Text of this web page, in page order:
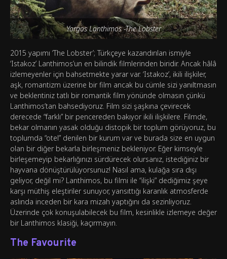
Yorgos Lanthimos -The Lobster
2015 yapımı ‘The Lobster’; Türkçeye kazandırılan ismiyle
‘Istakoz’ Lanthimos’un en bilindik filmlerinden biridir. Ancak hâlâ
izlemeyenler için bahsetmekte yarar var. ‘Istakoz’, ikili ilişkiler,
aşk, romantizm üzerine bir film ancak bu cümle sizi yanıltmasın
ve beklentiniz tatlı bir romantik film yönünde olmasın çünkü
Lanthimos’tan bahsediyoruz. Film sizi şaşkına çevirecek
derecede “farklı” bir pencereden bakıyor ikili ilişkilere. Filmde,
bekar olmanın yasak olduğu distopik bir toplum görüyoruz, bu
toplumda “otel” denilen bir kurum var ve burada size en uygun
olan bir diğer bekarla birleşmeniz bekleniyor. Eğer kimseyle
birleşemeyip bekarlığınızı sürdürecek olursanız, istediğiniz bir
hayvana dönüştürülüyorsunuz! Nasıl ama, kulağa sıra dışı
geliyor, değil mi? Lanthimos, bu filmi ile “ilişki” dediğimiz şeye
karşı müthiş eleştiriler sunuyor, yansıttığı karanlık atmosferde
aslında inceden bir kara mizah yaptığını da sezinliyoruz.
Üzerinde çok konuşulabilecek bu film, kesinlikle izlemeye değer
bir Lanthimos klasiği, kaçırmayın.
The Favourite